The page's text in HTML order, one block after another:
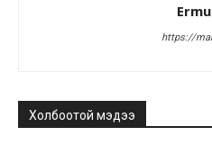
https://
Холбоотой мэдээ